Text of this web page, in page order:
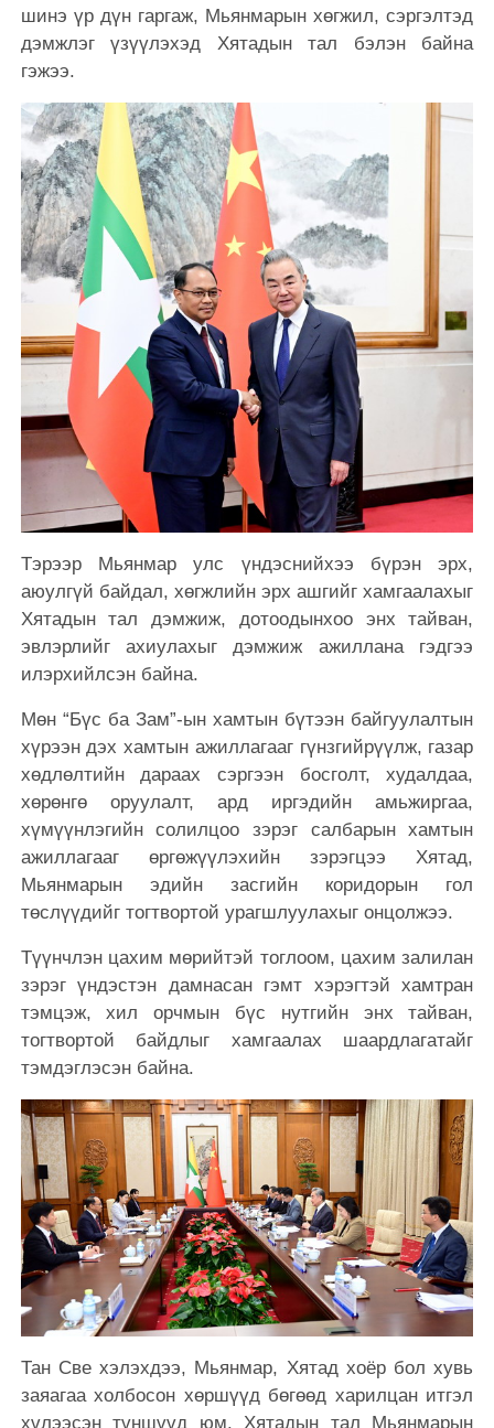
шинэ үр дүн гаргаж, Мьянмарын хөгжил, сэргэлтэд
дэмжлэг үзүүлэхэд Хятадын тал бэлэн байна
гэжээ.
Тэрээр Мьянмар улс үндэснийхээ бүрэн эрх,
аюулгүй байдал, хөгжлийн эрх ашгийг хамгаалахыг
Хятадын тал дэмжиж, дотоодынхоо энх тайван,
эвлэрлийг ахиулахыг дэмжиж ажиллана гэдгээ
илэрхийлсэн байна.
Мөн “Бүс ба Зам”-ын хамтын бүтээн байгуулалтын
хүрээн дэх хамтын ажиллагааг гүнзгийрүүлж, газар
хөдлөлтийн дараах сэргээн босголт, худалдаа,
хөрөнгө оруулалт, ард иргэдийн амьжиргаа,
хүмүүнлэгийн солилцоо зэрэг салбарын хамтын
ажиллагааг өргөжүүлэхийн зэрэгцээ Хятад,
Мьянмарын эдийн засгийн коридорын гол
төслүүдийг тогтвортой урагшлуулахыг онцолжээ.
Түүнчлэн цахим мөрийтэй тоглоом, цахим залилан
зэрэг үндэстэн дамнасан гэмт хэрэгтэй хамтран
тэмцэж, хил орчмын бүс нутгийн энх тайван,
тогтвортой байдлыг хамгаалах шаардлагатайг
тэмдэглэсэн байна.
Тан Све хэлэхдээ, Мьянмар, Хятад хоёр бол хувь
заяагаа холбосон хөршүүд бөгөөд харилцан итгэл
хүлээсэн түншүүд юм. Хятадын тал Мьянмарын